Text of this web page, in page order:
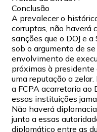
Conclusão
A prevalecer o
corruptas, não haverá
sanções que o DOJ e
sob o argumento de
envolvimento de
próximas à
uma reputação a
a FCPA acarretaria ao
essas instituições
Não haverá
junto a essas
diplomático entre as